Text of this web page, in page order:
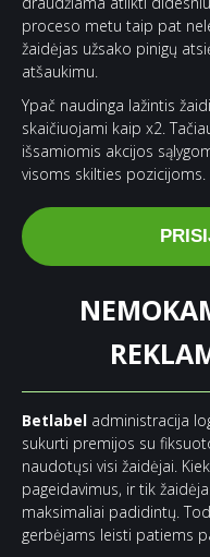
proceso metu taip pat
žaidėjas užsako pinigų
atšaukimu.
Ypač naudinga lažintis
skaičiuojami kaip x2.
išsamiomis akcijos
visoms skilties pozicijoms.
Betlabel administracija
sukurti premijos su
naudotųsi visi žaidėjai.
pageidavimus, ir tik
maksimaliai padidintų.
gerbėjams leisti patiems